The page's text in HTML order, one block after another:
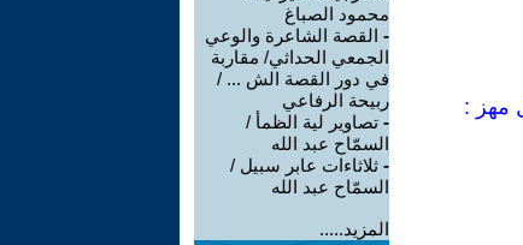
مهز :
محمود الصباغ
- القصة الشاعرة والوعي
الجمعي الحداثي/ مقاربة
في دور القصة الش ... /
ربيحة الرفاعي
- تصاوير لية الظمأ /
السمّاح عبد الله
- ثلاثاءات عابر سبيل /
السمّاح عبد الله
المزيد.....